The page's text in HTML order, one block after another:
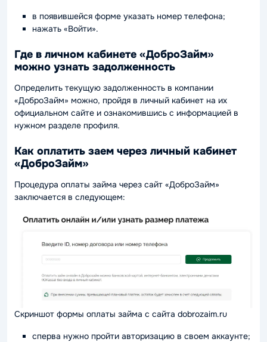
в появившейся форме указать номер телефона;
нажать «Войти».
Где в личном кабинете «ДоброЗайм»
можно узнать задолженность
Определить текущую задолженность в компании
«ДоброЗайм» можно, пройдя в личный кабинет на их
официальном сайте и ознакомившись с информацией в
нужном разделе профиля.
Как оплатить заем через личный кабинет
«ДоброЗайм»
Процедура оплаты займа через сайт «ДоброЗайм»
заключается в следующем:
Скриншот формы оплаты займа с сайта dobrozaim.ru
сперва нужно пройти авторизацию в своем аккаунте;